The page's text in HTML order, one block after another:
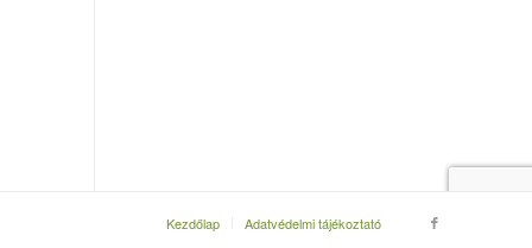
Kezdőlap Adatvédelmi tájékoztató